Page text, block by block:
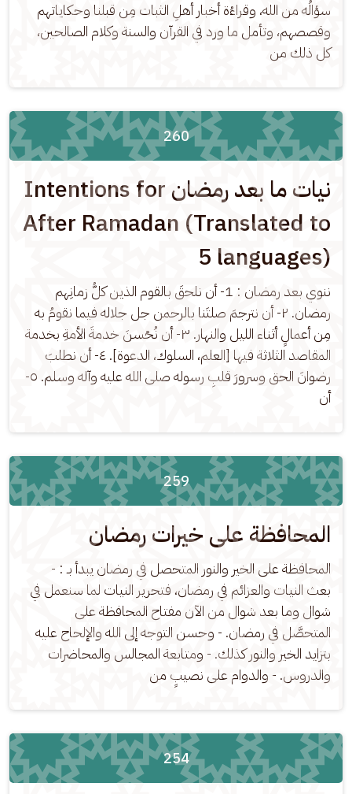
سؤالُه من الله، وقراءُة أخبار أهلِ الثبات مِن قبلنا وحكاياتهم
وقصصهم، وتأمل ما ورد في القرآن والسنة وكلام الصالحين،
كل ذلك من
260
نيات ما بعد رمضان Intentions for
After Ramadan (Translated to
5 languages)
ننوي بعد رمضان : 1- أن نلحقَ بالقوم الذين كلُّ زمانِهم
رمضان. ٢- أن نترجمَ صلتَنا بالرحمن جل جلاله فيما نقومُ به
مِن أعمالٍ أثناء الليل والنهار. ٣- أن نُحْسنَ خدمةَ الأمةِ بخدمة
المقاصد الثلاثة فيها [العلم، السلوك، الدعوة]. ٤- أن نطلبَ
رضوانَ الحق وسرورَ قلبِ رسوله صلى الله عليه وآله وسلم. ٥-
أن
259
المحافظة على خيرات رمضان
المحافظة على الخير والنور المتحصل في رمضان يبدأ بـ : -
بعث النيات والعزائم في رمضان، فتحرير النيات لما سنعمل في
شوال وما بعد شوال من الآن مفتاح المحافظة على
المتحصَّل في رمضان. - وحسن التوجه إلى الله والإلحاح عليه
بتزايد الخير والنور كذلك. - ومتابعة المجالس والمحاضرات
والدروس. - والدوام على نصيبٍ من
254